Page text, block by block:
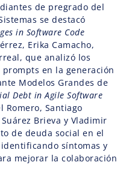
de pregrado del
se destacó
in Software Code
Erika Camacho,
que analizó los
en la generación
Modelos Grandes de
Debt in Agile Software
Romero, Santiago
Brieva y Vladimir
de deuda social en el
síntomas y
mejorar la colaboración